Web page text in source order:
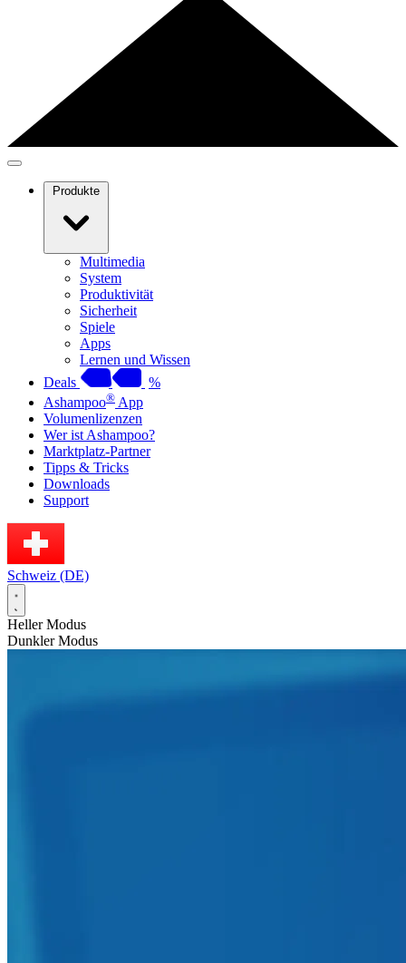
Produkte
Multimedia
System
Produktivität
Sicherheit
Spiele
Apps
Lernen und Wissen
Deals
%
Ashampoo® App
Volumenlizenzen
Wer ist Ashampoo?
Marktplatz-Partner
Tipps & Tricks
Downloads
Support
Schweiz (DE)
Heller Modus
Dunkler Modus